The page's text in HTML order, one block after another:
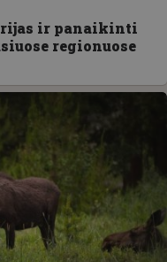
ir panaikinti
regionuose